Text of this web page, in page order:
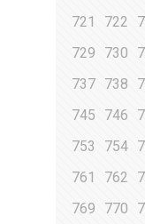
721
722
729
730
737 738
745
746
753
754
761
762
769
770